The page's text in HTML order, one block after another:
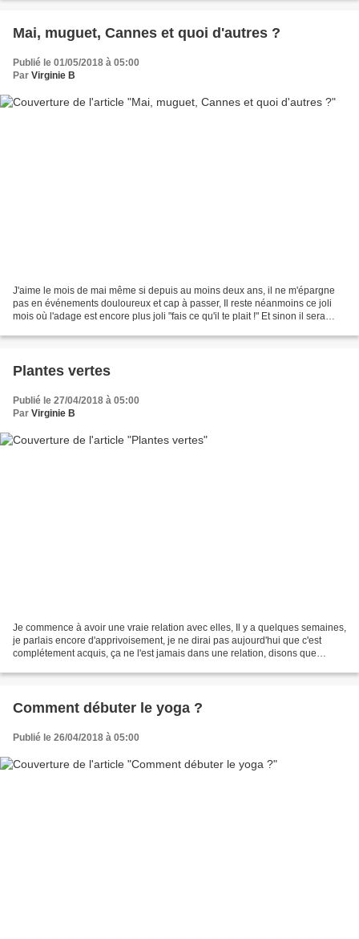
Mai, muguet, Cannes et quoi d'autres ?
Publié le 01/05/2018 à 05:00
Par Virginie B
J'aime le mois de mai même si depuis au moins deux ans, il ne m'épargne
pas en événements douloureux et cap à passer, Il reste néanmoins ce joli
mois où l'adage est encore plus joli "fais ce qu'il te plait !" Et sinon il sera
Plantes vertes
Publié le 27/04/2018 à 05:00
Par Virginie B
Je commence à avoir une vraie relation avec elles, Il y a quelques semaines,
je parlais encore d'apprivoisement, je ne dirai pas aujourd'hui que c'est
complétement acquis, ça ne l'est jamais dans une relation, disons que
Comment débuter le yoga ?
Publié le 26/04/2018 à 05:00